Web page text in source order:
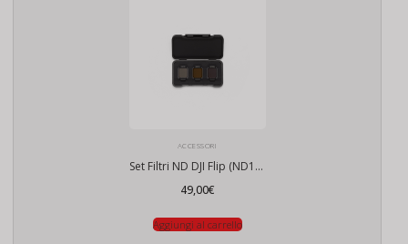
ACCESSORI
Set Filtri ND DJI Flip (ND16/64/256)
49,00€
Aggiungi al carrello